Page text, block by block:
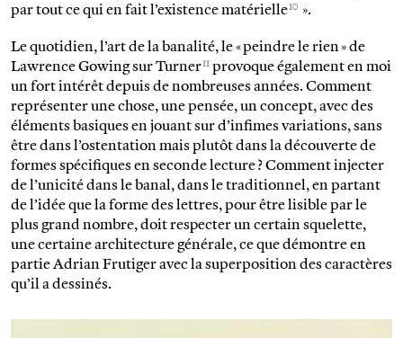
par tout ce qui en fait l’existence matérielle10 ».
Le quotidien, l’art de la banalité, le « peindre le rien » de
Lawrence Gowing sur Turner11 provoque également en moi
un fort intérêt depuis de nombreuses années. Comment
représenter une chose, une pensée, un concept, avec des
éléments basiques en jouant sur d’infimes variations, sans
être dans l’ostentation mais plutôt dans la découverte de
formes spécifiques en seconde lecture ? Comment injecter
de l’unicité dans le banal, dans le traditionnel, en partant
de l’idée que la forme des lettres, pour être lisible par le
plus grand nombre, doit respecter un certain squelette,
une certaine architecture générale, ce que démontre en
partie Adrian Frutiger avec la superposition des caractères
qu’il a dessinés.